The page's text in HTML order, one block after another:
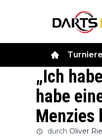
Turniere
„Ich
habe
Menzies
durch Oliver